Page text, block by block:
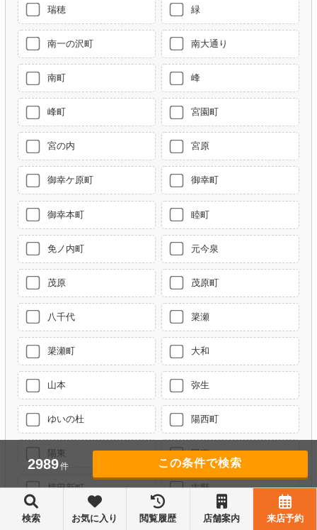
瑞穂 緑
南一の沢町 南大通り
南町 峰
峰町 宮園町
宮の内 宮原
御幸ケ原町 御幸町
御幸本町 睦町
免ノ内町 元今泉
茂原 茂原町
八千代 簗瀬
簗瀬町 大和
山本 弥生
ゆいの杜 陽西町
陽東 陽南
横田新町 吉野
六道町 若草
2989件
検索 お気に入り 閲覧履歴 店舗案内 来店予約